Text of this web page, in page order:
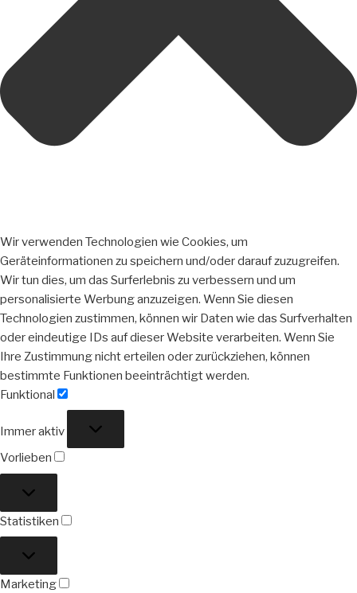
Wir verwenden Technologien wie Cookies, um
Geräteinformationen zu speichern und/oder darauf zuzugreifen.
Wir tun dies, um das Surferlebnis zu verbessern und um
personalisierte Werbung anzuzeigen. Wenn Sie diesen
Technologien zustimmen, können wir Daten wie das Surfverhalten
oder eindeutige IDs auf dieser Website verarbeiten. Wenn Sie
Ihre Zustimmung nicht erteilen oder zurückziehen, können
bestimmte Funktionen beeinträchtigt werden.
Funktional
Immer aktiv
Vorlieben
Statistiken
Marketing